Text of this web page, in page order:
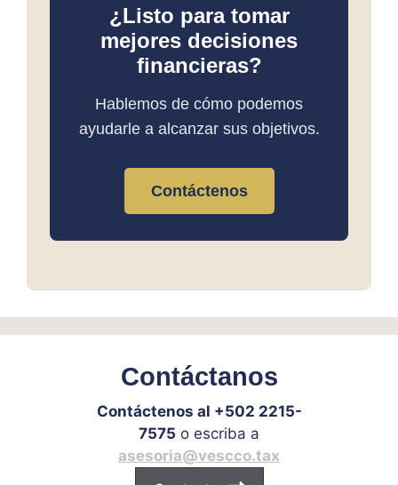
¿Listo para tomar
mejores decisiones
financieras?
Hablemos de cómo podemos
ayudarle a alcanzar sus objetivos.
Contáctenos
Contáctanos
Contáctenos al +502 2215-
7575 o escriba a
asesoria@vescco.tax